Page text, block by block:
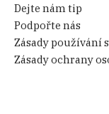
Dejte nám tip
Podpořte nás
Zásady používání
Zásady ochrany